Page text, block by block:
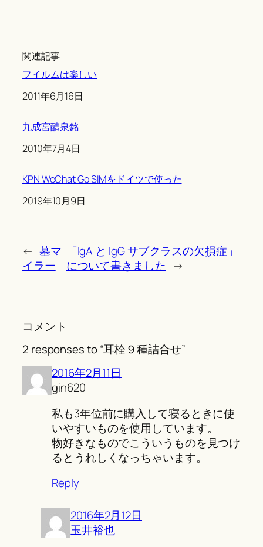
関連記事
フイルムは楽しい
Date
2011年6月16日
九成宮醴泉銘
Date
2010年7月4日
KPN WeChat Go SIMをドイツで使った
Date
2019年10月9日
← 墓マ
イラー
「IgA と IgG サブクラスの欠損症」
について書きました →
コメント
2 responses to “耳栓９種詰合せ”
2016年2月11日
gin620
私も3年位前に購入して寝るときに使
いやすいものを使用しています。
物好きなものでこういうものを見つけ
るとうれしくなっちゃいます。
Reply
2016年2月12日
玉井裕也